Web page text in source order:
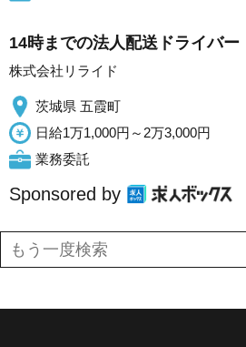
14時までの法人配送ドライバー
株式会社リライド
茨城県 五霞町
日給1万1,000円～2万3,000円
業務委託
Sponsored by